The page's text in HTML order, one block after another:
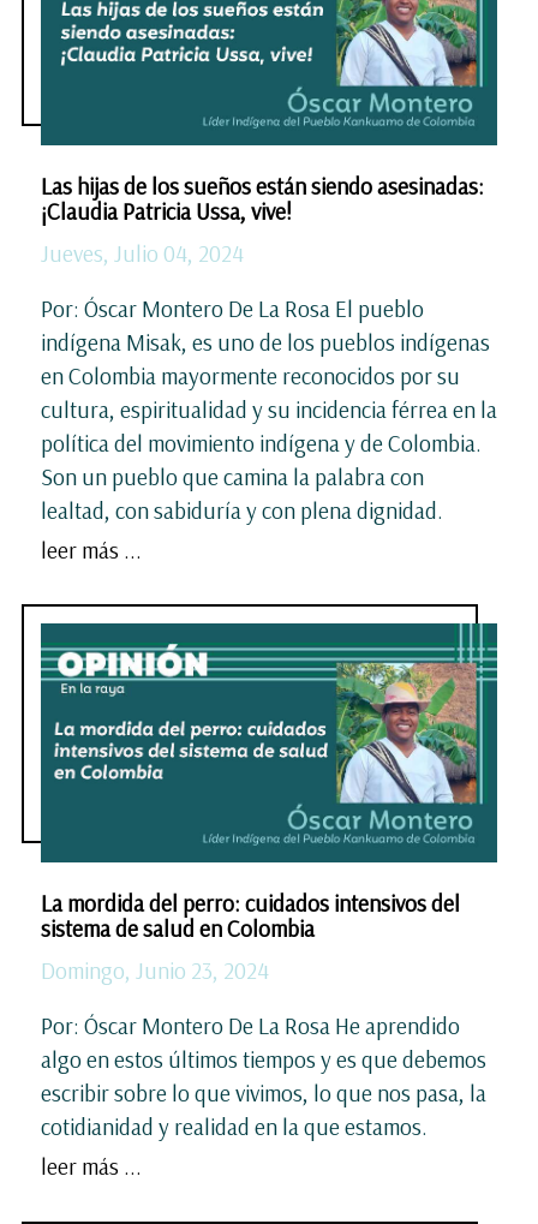
Las hijas de los sueños están siendo asesinadas:
¡Claudia Patricia Ussa, vive!
Jueves, Julio 04, 2024
Por: Óscar Montero De La Rosa El pueblo
indígena Misak, es uno de los pueblos indígenas
en Colombia mayormente reconocidos por su
cultura, espiritualidad y su incidencia férrea en la
política del movimiento indígena y de Colombia.
Son un pueblo que camina la palabra con
lealtad, con sabiduría y con plena dignidad.
leer más ...
La mordida del perro: cuidados intensivos del
sistema de salud en Colombia
Domingo, Junio 23, 2024
Por: Óscar Montero De La Rosa He aprendido
algo en estos últimos tiempos y es que debemos
escribir sobre lo que vivimos, lo que nos pasa, la
cotidianidad y realidad en la que estamos.
leer más ...